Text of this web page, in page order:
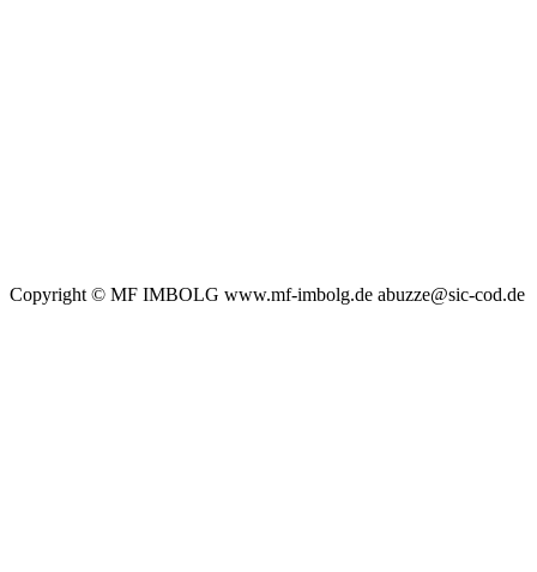
Copyright © MF IMBOLG www.mf-imbolg.de abuzze@sic-cod.de